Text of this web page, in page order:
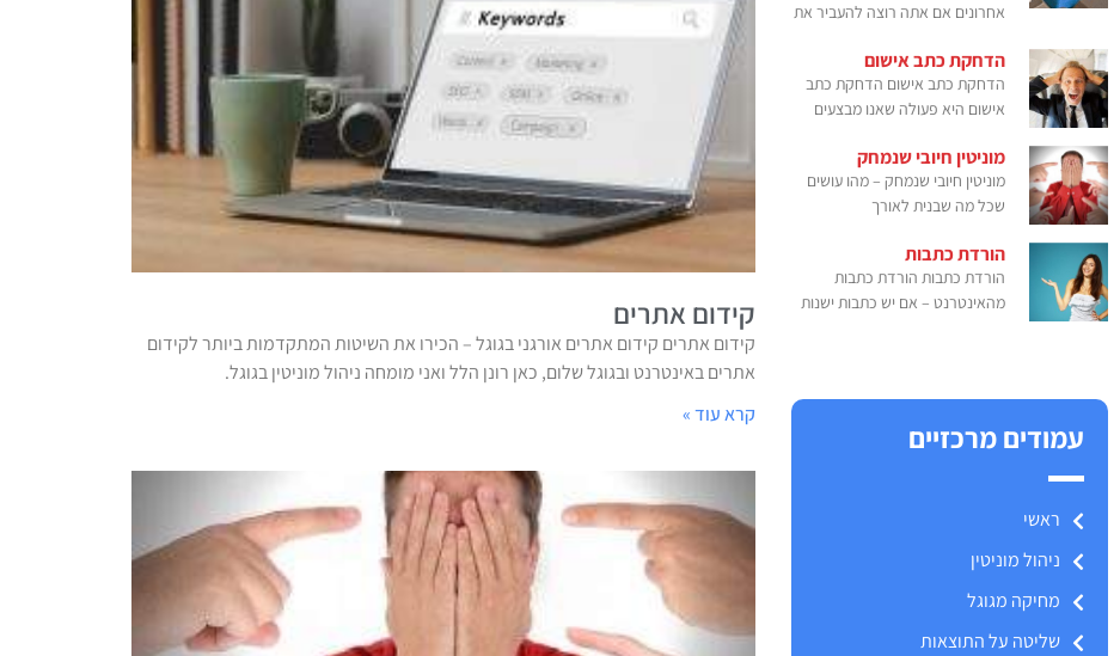
אחרונים אם אתה רוצה להעביר את
הדחקת כתב אישום
הדחקת כתב אישום הדחקת כתב
אישום היא פעולה שאנו מבצעים
מוניטין חיובי שנמחק
מוניטין חיובי שנמחק – מהו עושים
שכל מה שבנית לאורך
הורדת כתבות
הורדת כתבות הורדת כתבות
מהאינטרנט – אם יש כתבות ישנות
עמודים מרכזיים
ראשי
ניהול מוניטין
מחיקה מגוגל
שליטה על התוצאות
קידום אתרים
קידום אתרים קידום אתרים אורגני בגוגל – הכירו את השיטות המתקדמות ביותר לקידום
אתרים באינטרנט ובגוגל שלום, כאן רונן הלל ואני מומחה ניהול מוניטין בגוגל.
קרא עוד »